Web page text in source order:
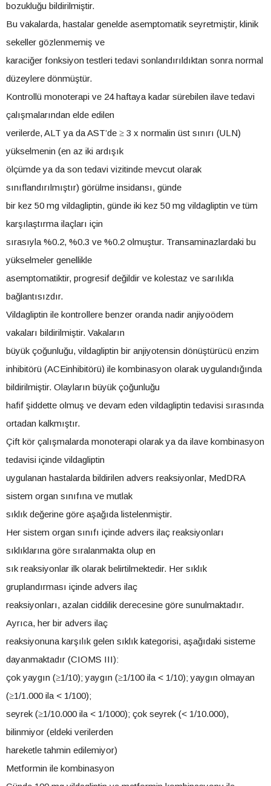
bozukluğu bildirilmiştir.
Bu vakalarda, hastalar genelde asemptomatik seyretmiştir, klinik
sekeller gözlenmemiş ve
karaciğer fonksiyon testleri tedavi sonlandırıldıktan sonra normal
düzeylere dönmüştür.
Kontrollü monoterapi ve 24 haftaya kadar sürebilen ilave tedavi
çalışmalarından elde edilen
verilerde, ALT ya da AST’de ≥ 3 x normalin üst sınırı (ULN)
yükselmenin (en az iki ardışık
ölçümde ya da son tedavi vizitinde mevcut olarak
sınıflandırılmıştır) görülme insidansı, günde
bir kez 50 mg vildagliptin, günde iki kez 50 mg vildagliptin ve tüm
karşılaştırma ilaçları için
sırasıyla %0.2, %0.3 ve %0.2 olmuştur. Transaminazlardaki bu
yükselmeler genellikle
asemptomatiktir, progresif değildir ve kolestaz ve sarılıkla
bağlantısızdır.
Vildagliptin ile kontrollere benzer oranda nadir anjiyoödem
vakaları bildirilmiştir. Vakaların
büyük çoğunluğu, vildagliptin bir anjiyotensin dönüştürücü enzim
inhibitörü (ACEinhibitörü) ile kombinasyon olarak uygulandığında
bildirilmiştir. Olayların büyük çoğunluğu
hafif şiddette olmuş ve devam eden vildagliptin tedavisi sırasında
ortadan kalkmıştır.
Çift kör çalışmalarda monoterapi olarak ya da ilave kombinasyon
tedavisi içinde vildagliptin
uygulanan hastalarda bildirilen advers reaksiyonlar, MedDRA
sistem organ sınıfına ve mutlak
sıklık değerine göre aşağıda listelenmiştir.
Her sistem organ sınıfı içinde advers ilaç reaksiyonları
sıklıklarına göre sıralanmakta olup en
sık reaksiyonlar ilk olarak belirtilmektedir. Her sıklık
gruplandırması içinde advers ilaç
reaksiyonları, azalan ciddilik derecesine göre sunulmaktadır.
Ayrıca, her bir advers ilaç
reaksiyonuna karşılık gelen sıklık kategorisi, aşağıdaki sisteme
dayanmaktadır (CIOMS III):
çok yaygın (≥1/10); yaygın (≥1/100 ila < 1/10); yaygın olmayan
(≥1/1.000 ila < 1/100);
seyrek (≥1/10.000 ila < 1/1000); çok seyrek (< 1/10.000),
bilinmiyor (eldeki verilerden
hareketle tahmin edilemiyor)
Metformin ile kombinasyon